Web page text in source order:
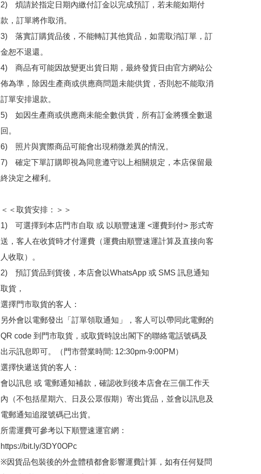
2)　煩請於指定日期內繳付訂金以完成預訂，若未能如期付
款，訂單將作取消。
3)　落實訂購貨品後，不能轉訂其他貨品，如需取消訂單，訂
金恕不退還。
4)　商品有可能因故變更出貨日期，最終發貨日由官方網站公
佈為準，除因生產商或供應商問題未能供貨，否則恕不能取消
訂單安排退款。
5)　如因生產商或供應商未能全數供貨，所有訂金將獲全數退
回。
6)　照片與實際商品可能會出現稍微差異的情況。
7)　確定下單訂購即視為同意遵守以上相關規定，本店保留最
終決定之權利。
＜＜取貨安排：＞＞
1)　可選擇到本店門市自取 或 以順豐速運 <運費到付> 形式寄
送，客人在收貨時才付運費（運費由順豐速運計算及直接向客
人收取）。
2)　預訂貨品到貨後，本店會以WhatsApp 或 SMS 訊息通知
取貨，
選擇門市取貨的客人：
另外會以電郵發出「訂單領取通知」，客人可以帶同此電郵的
QR code 到門市取貨，或取貨時說出閣下的聯絡電話號碼及
出示訊息即可。（門市營業時間: 12:30pm-9:00PM）
選擇快遞送貨的客人：
會以訊息 或 電郵通知補款，確認收到後本店會在三個工作天
內（不包括星期六、日及公眾假期）寄出貨品，並會以訊息及
電郵通知追蹤號碼已出貨。
所需運費可參考以下順豐速運官網：
https://bit.ly/3DY0OPc
※因貨品包裝後的外盒體積都會影響運費計算，如有任何疑問